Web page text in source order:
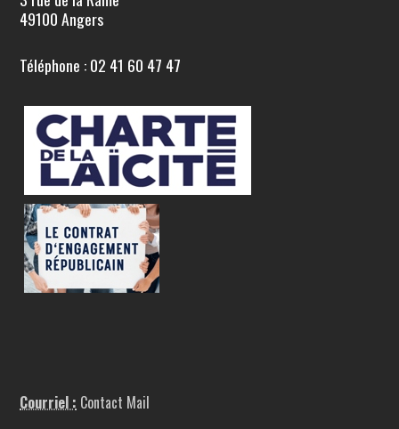
49100 Angers
Téléphone : 02 41 60 47 47
Courriel : Contact Mail